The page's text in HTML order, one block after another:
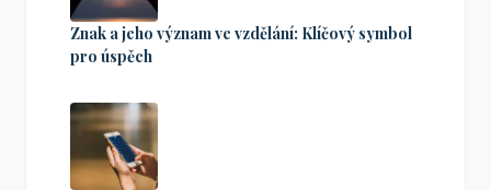
Znak a jeho význam ve vzdělání: Klíčový symbol
pro úspěch